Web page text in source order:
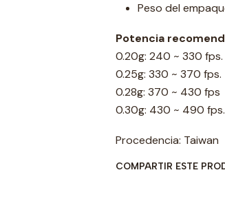
Peso del
Potencia
0.20g: 240 ~ 330 fps.
0.25g: 330 ~ 370 fps.
0.28g: 370 ~ 430 fps
0.30g: 430 ~ 490 fps.
Procedencia: Taiwan
COMPARTIR ESTE